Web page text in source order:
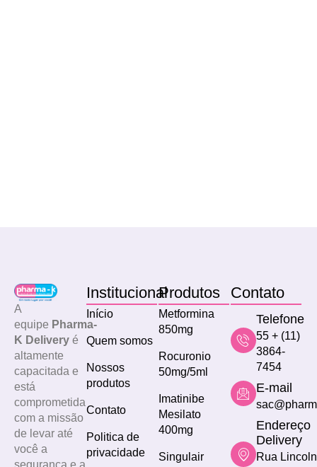
A
equipe Pharma-
K Delivery é
altamente
capacitada e
está
comprometida
com a missão
de levar até
você a
segurança e a
Institucional
Início
Quem somos
Nossos
produtos
Contato
Politica de
privacidade
Produtos
Metformina
850mg
Rocuronio
50mg/5ml
Imatinibe
Mesilato
400mg
Singulair
Contato
Telefone
55 + (11)
3864-
7454
E-mail
Endereço
Delivery
Rua Lincoln